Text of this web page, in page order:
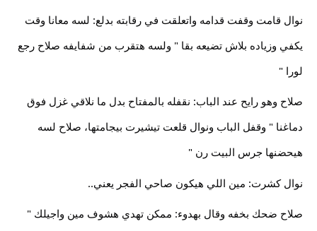
نوال قامت وقفت قدامه واتعلقت في رقابته بدلع: لسه معانا وقت
يكفي وزياده بلاش تضيعه بقا " ولسه هتقرب من شفايفه صلاح رجع
لورا "
صلاح وهو رايح عند الباب: نقفله بالمفتاح بدل ما نلاقي غزل فوق
دماغنا " وقفل الباب ونوال قلعت تيشيرت بيجامتها، صلاح لسه
هيحضنها جرس البيت رن "
نوال كشرت: مين اللي هيكون صاحي الفجر يعني..
صلاح ضحك بخفه وقال بهدوء: ممكن تهدي هشوف مين واجيلك "